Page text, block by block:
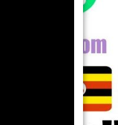
Tonto Dikeh ki Mercy Johnson